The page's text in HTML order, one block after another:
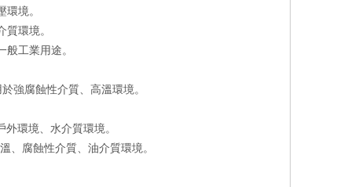
境。
環境。
工業用途。
強腐蝕性介質、高溫環境。
環境、水介質環境。
、腐蝕性介質、油介質環境。